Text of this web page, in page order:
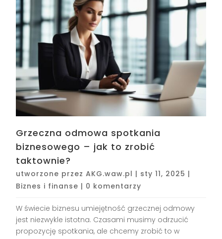
Grzeczna odmowa spotkania
biznesowego – jak to zrobić
taktownie?
utworzone przezAKG.waw.pl | sty 11, 2025 |
Biznes i finanse | 0 komentarzy
W świecie biznesu umiejętność grzecznej odmowy
jest niezwykle istotna. Czasami musimy odrzucić
propozycję spotkania, ale chcemy zrobić to w